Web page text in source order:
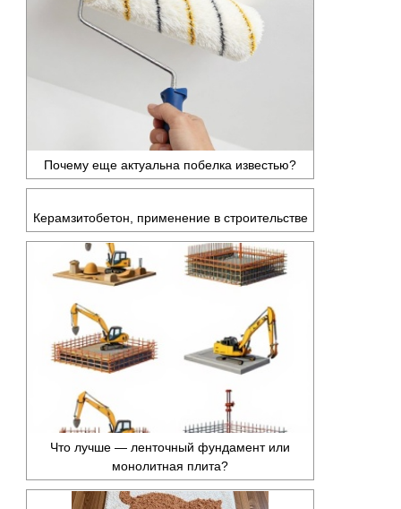
Почему еще актуальна побелка известью?
Керамзитобетон, применение в строительстве
Что лучше — ленточный фундамент или
монолитная плита?